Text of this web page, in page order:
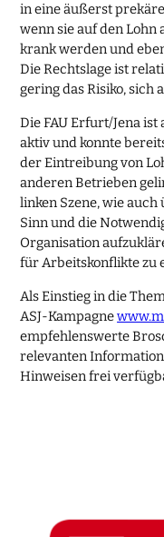
in eine äußerst
wenn sie auf den Lohn
krank werden und
Die Rechtslage ist
gering das Risiko, sich
Die FAU Erfurt/Jena
aktiv und konnte
der Eintreibung von
anderen Betrieben
linken Szene, wie
Sinn und die
Organisation
für Arbeitskonflikte zu
Als Einstieg in die
ASJ-Kampagne
empfehlenswerte
relevanten
Hinweisen frei